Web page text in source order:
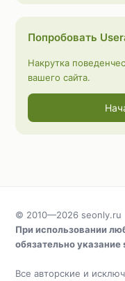
Попробовать
Накрутка
вашего сайта.
© 2010—2026 seonly.ru
При использовании
обязательно указание
Все авторские и